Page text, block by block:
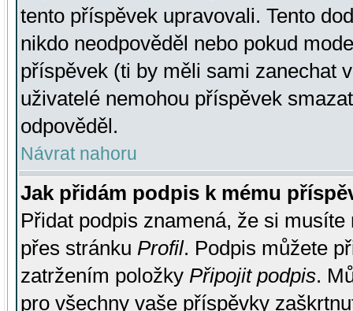
tento příspěvek upravovali. Tento
nikdo neodpověděl nebo pokud
příspěvek (ti by měli sami zanechat
uživatelé nemohou příspěvek
odpověděl.
Návrat nahoru
Jak přidám podpis k mému
Přidat podpis znamená, že si
přes stránku Profil. Podpis můžete
zatržením položky Připojit podpis.
pro všechny vaše příspěvky